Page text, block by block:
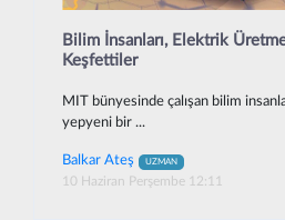
Bilim İnsanları, Elektrik
Keşfettiler
MIT bünyesinde çalışan bilim
yepyeni bir ...
Balkar Ateş UZMAN
10 Haziran Perşembe 12:11